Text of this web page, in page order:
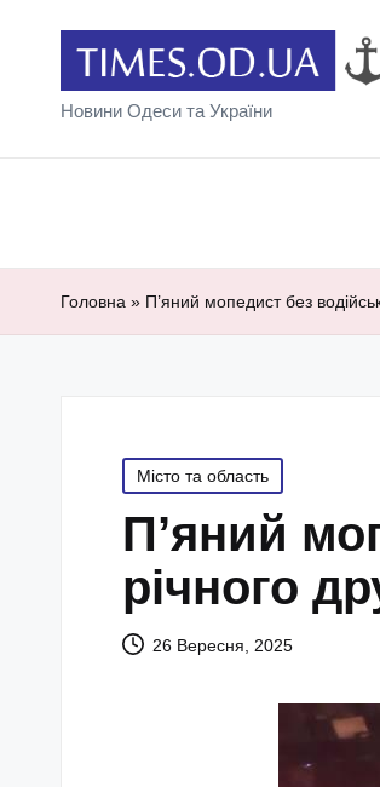
Новини Одеси та України
Головна » П’яний мопедист без
Posted
in
Місто та область
П’яний
річного
26 Вересня, 2025